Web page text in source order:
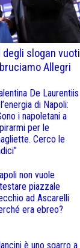
slogan vuoti
Allegri
De Laurentiis
di Napoli:
i napoletani a
per le
Cerco le
non vuole
piazzale
ad Ascarelli
era ebreo?
è uno sgarro a